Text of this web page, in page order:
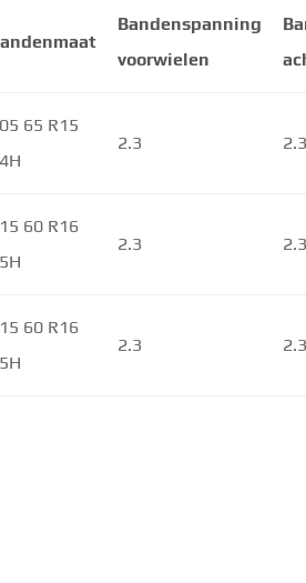
Bandenspanning
voorwielen
65 R15
2.3
60 R16
2.3
60 R16
2.3